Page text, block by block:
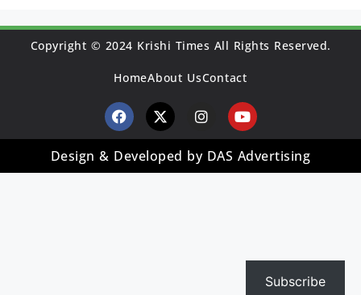
Copyright © 2024 Krishi Times All Rights Reserved.
HomeAbout UsContact
Design & Developed by DAS Advertising
Subscribe